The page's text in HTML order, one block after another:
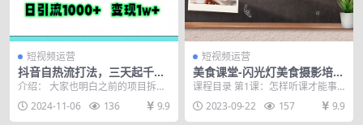
短视频运营
抖音自热流打法，三天起千粉
号，单视频十万播放量，日引
精准粉1000+，…
介绍： 大家也明白之前的项目拆解
是一个很长时间的一个引流方式
了，很多人应该发现这...
2024-11-06 136 9.9
短视频运营
美食课堂-闪光灯美食摄影培训
班：让你快速入门商拍设备，
全面了解闪光原理
课程目录 第1课：怎样听课才能事
半功情.mD4 第2课：美食稳影富用
设备和镜头m...
2023-09-22 157 9.9